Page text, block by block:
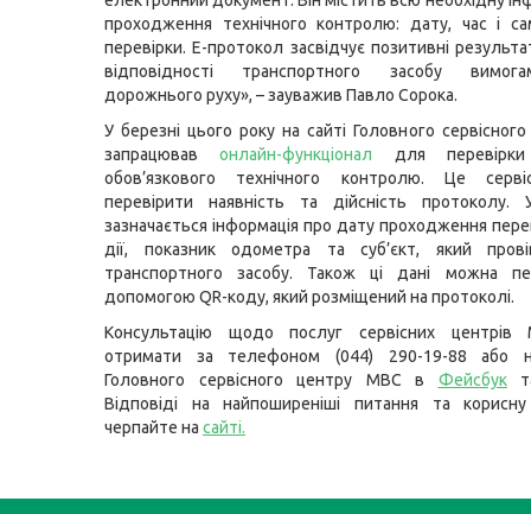
проходження технічного контролю: дату, час і
перевірки. Е-протокол засвідчує позитивні
відповідності транспортного засобу
дорожнього руху», – зауважив Павло Сорока.
У березні цього року на сайті Головного
запрацювавонлайн-функціонал для перевірки
обов’язкового технічного контролю. Це
перевірити наявність та дійсність протоколу.
зазначається інформація про дату проходження
дії, показник одометра та суб’єкт, який
транспортного засобу. Також ці дані можна
допомогою QR-коду, який розміщений на протоколі.
Консультацію щодо послуг сервісних
отримати за телефоном (044) 290-19-88 або
Головного сервісного центру МВС в Фейсбук
Відповіді на найпоширеніші питання та
черпайте на сайті.